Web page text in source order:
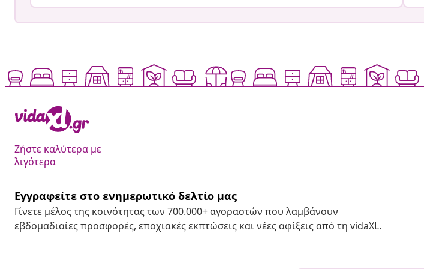
Ζήστε καλύτερα με
λιγότερα
Εγγραφείτε στο ενημερωτικό δελτίο μας
Γίνετε μέλος της κοινότητας των 700.000+ αγοραστών που λαμβάνουν
εβδομαδιαίες προσφορές, εποχιακές εκπτώσεις και νέες αφίξεις από τη vidaXL.